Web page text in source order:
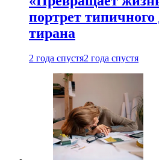
портрет
тирана
2 года спустя2 года спустя